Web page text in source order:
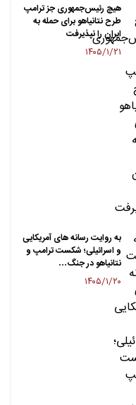
هیچ رئیس‌جمهوری جز ترامپ
طرح نتانیاهو برای حمله به
ایران را نپذیرفت
۱۴۰۵/۱/۲۱
به روایت رسانه های آمریکایی
و اسرائیلی؛ شکست ترامپ و
نتانیاهو در جنگ…
۱۴۰۵/۱/۲۰